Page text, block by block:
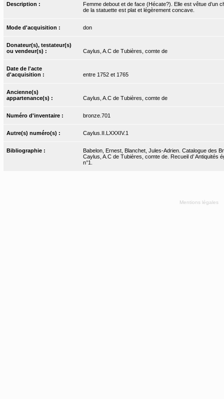
Description :
Femme debout et de face (Hécate?). Elle est vêtue d’un
de la statuette est plat et légèrement concave.
Mode d'acquisition : don
Donateur(s), testateur(s)
ou vendeur(s) :
Caylus, A.C de Tubières, comte de
Date de l'acte
d'acquisition :
entre 1752 et 1765
Ancienne(s)
appartenance(s) :
Caylus, A.C de Tubières, comte de
Numéro d'inventaire : bronze.701
Autre(s) numéro(s) : Caylus.II.LXXXIV.1
Bibliographie :
Babelon, Ernest, Blanchet, Jules-Adrien. Catalogue des
Caylus, A.C de Tubières, comte de. Recueil d’
n°1.
Mentions légales